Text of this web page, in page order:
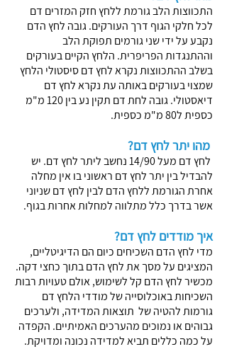
התכווצות הלב גורמת ללחץ חזק המזרים דם
לכל חלקי הגוף דרך העורקים. גובה לחץ הדם
נקבע על ידי שני גורמים תפוקת הלב
וההתנגדות הפריפרית. הלחץ הקיים בעורקים
בשלב ההתכווצות נקרא לחץ דם סיסטולי הלחץ
שמצוי בעורקים באותה עת נקרא לחץ דם
דיאסטולי. גובה לחת דם תקין נע בין 120 מ"מ
כספית ל80 מ"מ כספית.
מהו יתר לחץ דם?
לחץ דם מעל 14/90 נחשב ליתר לחץ דם. יש
להבדיל בין יתר לחץ דם ראשוני בו אין מחלה
אחרת הגורמת ללחץ הדם לבין לחץ דם שניוני
אשר בדרך כלל מתלווה למחלות אחרות בגוף.
איך מודדים לחץ דם?
מדי לחץ הדם השכיחים כיום הם הדיגיטליים,
המציגים על מסך את לחץ הדם בתוך כחצי דקה.
מכשיר לחץ הדם קל לשימוש, אולם טעויות רבות
השכיחות באוכלוסייה של מודדי הלחץ דם
גורמות להטיה של תוצאות המדידה, ולערכים
גבוהים או נמוכים מהערכים האמיתיים. הקפדה
על כמה כללים תביא למדידה נכונה ומדויקת.